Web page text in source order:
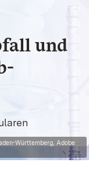
und
Württemberg, Adobe